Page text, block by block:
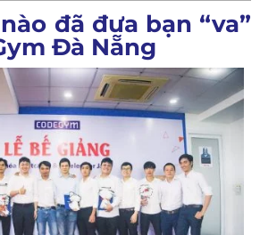
đã đưa bạn “va”
Đà Nẵng